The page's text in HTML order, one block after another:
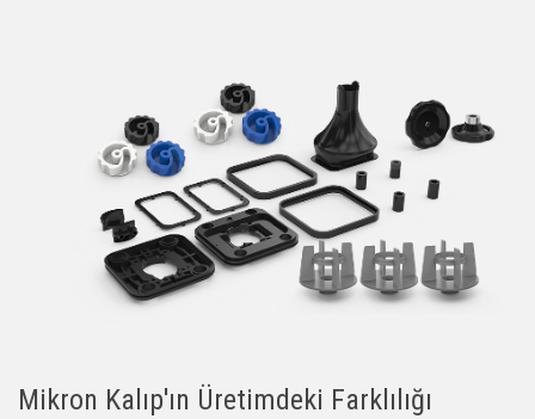
Mikron Kalıp'ın Üretimdeki Farklılığı